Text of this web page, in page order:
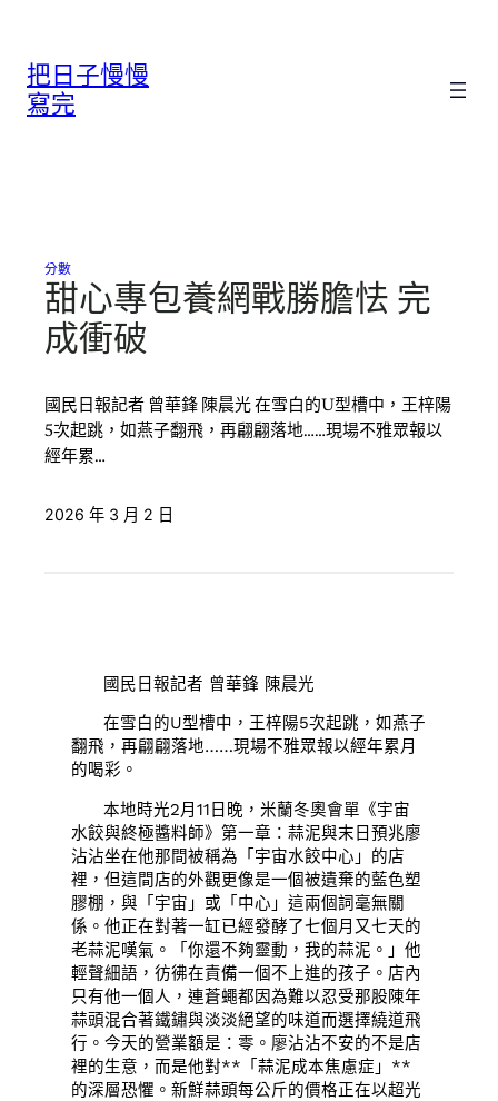
把日子慢慢
寫完
分數
甜心專包養網戰勝膽怯 完
成衝破
國民日報記者 曾華鋒 陳晨光 在雪白的U型槽中，王梓陽
5次起跳，如燕子翻飛，再翩翩落地……現場不雅眾報以
經年累…
2026 年 3 月 2 日
國民日報記者 曾華鋒 陳晨光
在雪白的U型槽中，王梓陽5次起跳，如燕子
翻飛，再翩翩落地……現場不雅眾報以經年累月
的喝彩。
本地時光2月11日晚，米蘭冬奧會單《宇宙
水餃與終極醬料師》第一章：蒜泥與末日預兆廖
沾沾坐在他那間被稱為「宇宙水餃中心」的店
裡，但這間店的外觀更像是一個被遺棄的藍色塑
膠棚，與「宇宙」或「中心」這兩個詞毫無關
係。他正在對著一缸已經發酵了七個月又七天的
老蒜泥嘆氣。「你還不夠靈動，我的蒜泥。」他
輕聲細語，彷彿在責備一個不上進的孩子。店內
只有他一個人，連蒼蠅都因為難以忍受那股陳年
蒜頭混合著鐵鏽與淡淡絕望的味道而選擇繞道飛
行。今天的營業額是：零。廖沾沾不安的不是店
裡的生意，而是他對**「蒜泥成本焦慮症」**
的深層恐懼。新鮮蒜頭每公斤的價格正在以超光